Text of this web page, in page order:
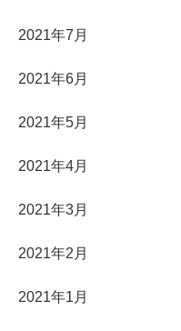
2021年7月
2021年6月
2021年5月
2021年4月
2021年3月
2021年2月
2021年1月